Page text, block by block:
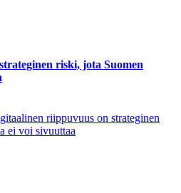
riski, jota Suomen
riippuvuus on strateginen
ei voi sivuuttaa